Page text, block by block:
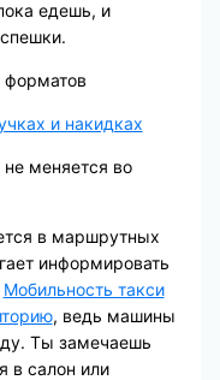
едешь, и
форматов
и накидках
не меняется во
в маршрутных
информировать
Мобильность такси
, ведь машины
Ты замечаешь
в салон или